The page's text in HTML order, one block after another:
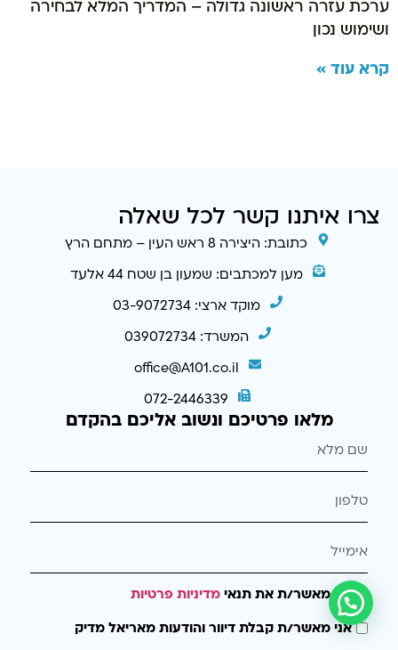
ערכת עזרה ראשונה גדולה – המדריך המלא לבחירה
ושימוש נכון
קרא עוד »
צרו איתנו קשר לכל שאלה
כתובת: היצירה 8 ראש העין – מתחם הרץ
מען למכתבים: שמעון בן שטח 44 אלעד
מוקד ארצי: 03-9072734
המשרד: 039072734
office@A101.co.il
072-2446339
מלאו פרטיכם ונשוב אליכם בהקדם
אני מאשר/ת את תנאימדיניות פרטיות
אני מאשר/ת קבלת דיוור והודעות מאריאל מדיק